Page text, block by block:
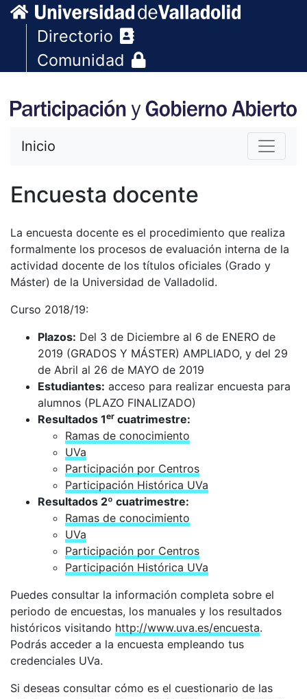
Directorio
Comunidad
Inicio
Encuesta docente
La encuesta docente es el procedimiento que realiza
formalmente los procesos de evaluación interna de la
actividad docente de los títulos oficiales (Grado y
Máster) de la Universidad de Valladolid.
Curso 2018/19:
Plazos: Del 3 de Diciembre al 6 de ENERO de
2019 (GRADOS Y MÁSTER) AMPLIADO, y del 29
de Abril al 26 de MAYO de 2019
Estudiantes: acceso para realizar encuesta para
alumnos (PLAZO FINALIZADO)
Resultados 1er cuatrimestre:
Ramas de conocimiento
UVa
Participación por Centros
Participación Histórica UVa
Resultados 2º cuatrimestre:
Ramas de conocimiento
UVa
Participación por Centros
Participación Histórica UVa
Puedes consultar la información completa sobre el
periodo de encuestas, los manuales y los resultados
históricos visitando http://www.uva.es/encuesta.
Podrás acceder a la encuesta empleando tus
credenciales UVa.
Si deseas consultar cómo es el cuestionario de las